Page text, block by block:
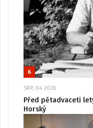
6
SRP, 04 2026
Před pětadvaceti
Horský